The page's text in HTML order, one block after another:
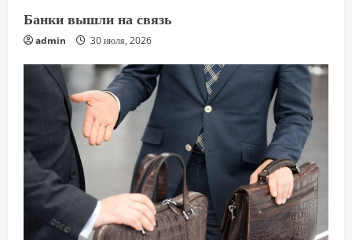
Банки вышли на связь
admin 30 июля, 2026